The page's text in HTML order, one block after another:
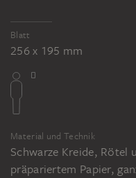
Blatt
256 x 195 mm
Material und Technik
Schwarze Kreide, Rötel
präpariertem Papier,